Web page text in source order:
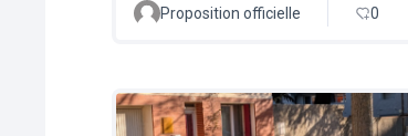
Proposition officielle 0